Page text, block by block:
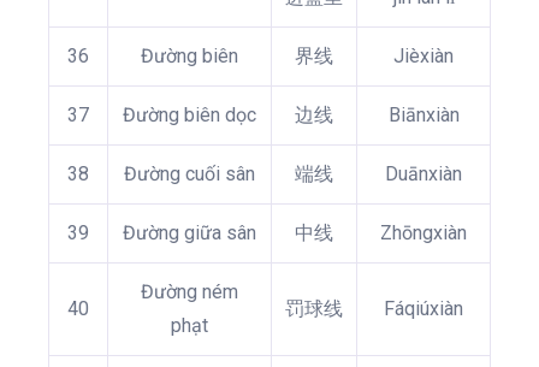
36 Đường biên 界线 Jièxiàn
37 Đường biên dọc 边线 Biānxiàn
38 Đường cuối sân 端线 Duānxiàn
39 Đường giữa sân 中线 Zhōngxiàn
40
Đường ném
phạt
罚球线 Fáqiúxiàn